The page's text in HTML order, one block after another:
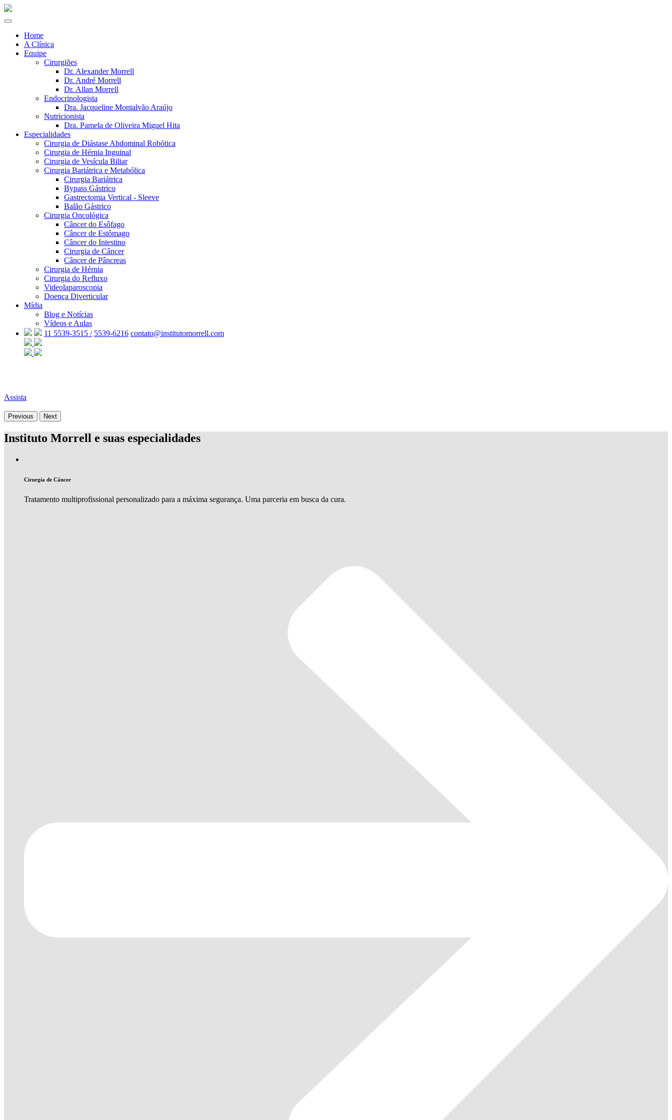
Home
A Clínica
Equipe
Cirurgiões
Dr. Alexander Morrell
Dr. André Morrell
Dr. Allan Morrell
Endocrinologista
Dra. Jacqueline Montalvão Araújo
Nutricionista
Dra. Pamela de Oliveira Miguel Hita
Especialidades
Cirurgia de Diástase Abdominal Robótica
Cirurgia de Hérnia Inguinal
Cirurgia de Vesícula Biliar
Cirurgia Bariátrica e Metabólica
Cirurgia Bariátrica
Bypass Gástrico
Gastrectomia Vertical - Sleeve
Balão Gástrico
Cirurgia Oncológica
Câncer do Esôfago
Câncer de Estômago
Câncer do Intestino
Cirurgia de Câncer
Câncer de Pâncreas
Cirurgia de Hérnia
Cirurgia do Refluxo
Videolaparoscopia
Doença Diverticular
Mídia
Blog e Notícias
Vídeos e Aulas
11 5539-3515 / 5539-6216 contato@institutomorrell.com
Assista
Previous Next
Instituto Morrell e suas especialidades
Cirurgia de Câncer
Tratamento multiprofissional personalizado para a máxima segurança. Uma parceria em busca da cura.